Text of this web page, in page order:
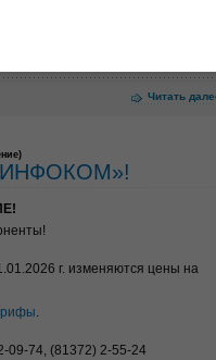
Читать
)
г. изменяются цены на
.
09-74, (81372) 2-55-24